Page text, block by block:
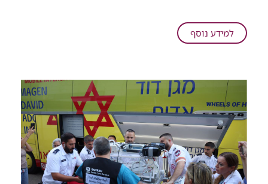
למידע נוסףעל
חסר
ל-450
ילדים
נפתחה
במתחם
התת-קרקעי
והממוגן
בישראל,
ברמב"ם